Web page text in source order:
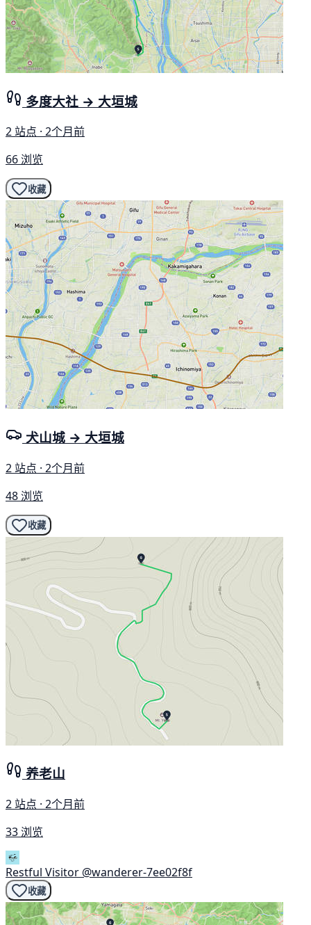
多度大社 → 大垣城
2 站点 · 2个月前
66 浏览
收藏
犬山城 → 大垣城
2 站点 · 2个月前
48 浏览
收藏
养老山
2 站点 · 2个月前
33 浏览
Restful Visitor @wanderer-7ee02f8f
收藏